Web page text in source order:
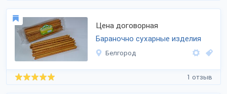
Цена договорная
Бараночно сухарные изделия
Белгород
1 отзыв